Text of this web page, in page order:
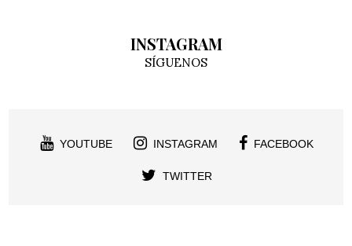
INSTAGRAM
SÍGUENOS
YOUTUBE INSTAGRAM FACEBOOK
TWITTER